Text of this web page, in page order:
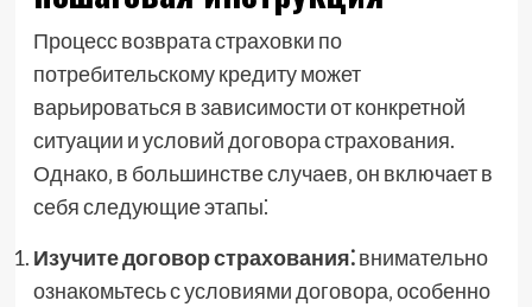
Процесс возврата страховки по
потребительскому кредиту может
варьироваться в зависимости от конкретной
ситуации и условий договора страхования.
Однако‚ в большинстве случаев‚ он включает в
себя следующие этапы⁚
Изучите договор страхования⁚внимательно
ознакомьтесь с условиями договора‚ особенно